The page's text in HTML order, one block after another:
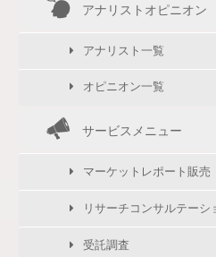
アナリストオピニオン
アナリスト一覧
オピニオン一覧
サービスメニュー
マーケットレポート販売
リサーチコンサルテーシ
受託調査